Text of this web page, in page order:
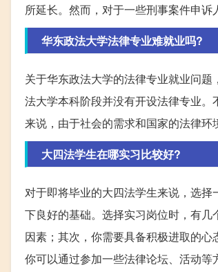
所延长。然而，对于一些刑事案件申诉
华东政法大学法律专业难就业吗?
关于华东政法大学的法律专业就业问
法大学本科阶段并没有开设法律专业
来说，由于社会的需求和国家的法律环
大四法学生在哪实习比较好?
对于即将毕业的大四法学生来说，选
下良好的基础。选择实习岗位时，有
因素；其次，你需要具备积极进取的
你可以通过参加一些法律论坛、活动等